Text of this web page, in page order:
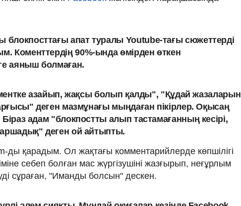
блокпосттағы апат туралы Youtube-тағы сюжеттерді
Коменттердің 90%-ында өмірден өткен
аяныш болмаған.
азайып, жақсы болып қалды", "Құдай жазаларын
деген мазмұнағы мыңдаған пікірлер. Оқысаң
адам "блокпостты алып тастамағанның кесірі,
деген ой айтыпты.
ды қарадым. Ол жақтағы комментарийлерде көпшілігі
себеп болған мас жүргізушіні жазғырып, неғұрлым
сұраған, "Иманды болсын" дескен.